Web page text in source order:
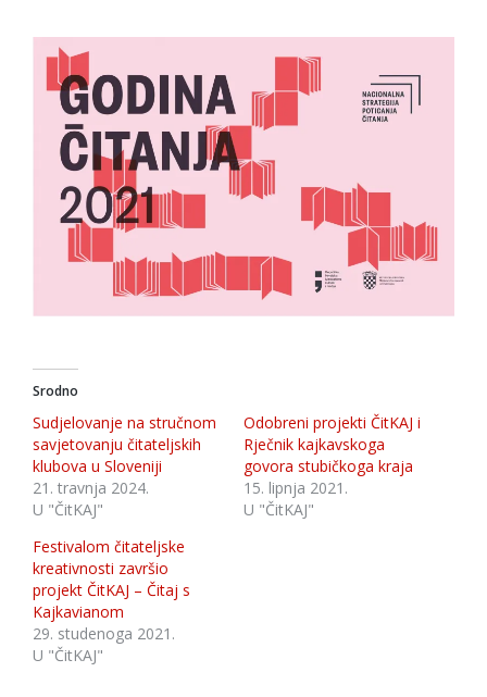
Srodno
Sudjelovanje na stručnom
savjetovanju čitateljskih
klubova u Sloveniji
21. travnja 2024.
U "ČitKAJ"
Odobreni projekti ČitKAJ i
Rječnik kajkavskoga
govora stubičkoga kraja
15. lipnja 2021.
U "ČitKAJ"
Festivalom čitateljske
kreativnosti završio
projekt ČitKAJ – Čitaj s
Kajkavianom
29. studenoga 2021.
U "ČitKAJ"